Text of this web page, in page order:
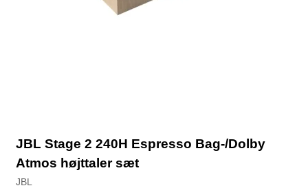
JBL Stage 2 240H Espresso Bag-/Dolby
Atmos højttaler sæt
JBL